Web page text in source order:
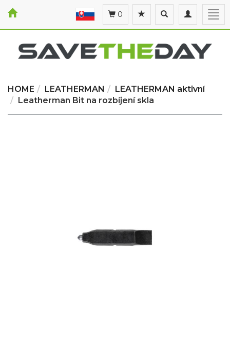
Toggle
navigation
Toggle
search
0
HOME LEATHERMAN
LEATHERMAN aktivní
Leatherman Bit na rozbíjení skla